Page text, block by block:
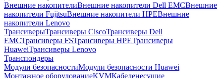
Внешние накопителиВнешние накопители Dell EMCВнешние
накопители FujitsuВнешние накопители HPEВнешние
накопители Lenovo
ТрансиверыТрансиверы CiscoТрансиверы Dell
EMCТрансиверы FSТрансиверы HPEТрансиверы
HuaweiТрансиверы Lenovo
Транспондеры
Модули безопасностиМодули безопасности Huawei
Монтажное оборудованиеKVMКабеленесущие